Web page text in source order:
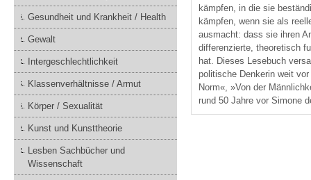
Gesundheit und Krankheit / Health
Gewalt
Intergeschlechtlichkeit
Klassenverhältnisse / Armut
Körper / Sexualität
Kunst und Kunsttheorie
Lesben Sachbücher und
Wissenschaft
kämpfen, in die sie
kämpfen, wenn sie als
ausmacht: dass sie ihren
differenzierte, theoretisch
hat. Dieses Lesebuch
politische Denkerin weit
Norm«, »Von der
rund 50 Jahre vor Simone